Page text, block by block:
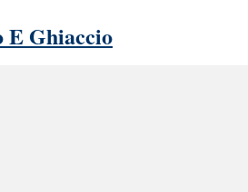
E Ghiaccio